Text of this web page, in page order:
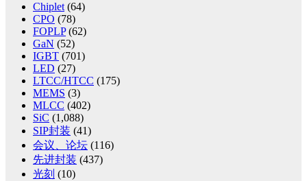
Chiplet (64)
CPO (78)
FOPLP(62)
GaN (52)
IGBT (701)
LED (27)
LTCC/HTCC (175)
MEMS (3)
MLCC (402)
SiC (1,088)
SIP封装 (41)
会议、论坛 (116)
先进封装 (437)
光刻 (10)